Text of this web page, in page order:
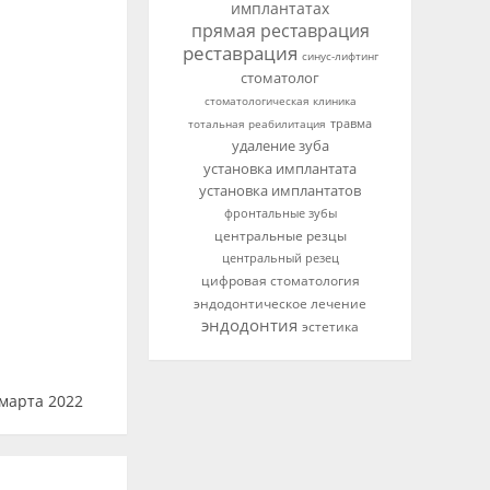
2022
имплантатах
прямая реставрация
реставрация синус-лифтинг
стоматолог
стоматологическая клиника
тотальная реабилитация травма
удаление зуба
установка имплантата
установка имплантатов
фронтальные зубы
центральные резцы
центральный резец
цифровая стоматология
эндодонтическое лечение
эндодонтия эстетика